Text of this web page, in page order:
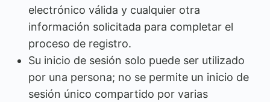
electrónico válida y cualquier otra
información solicitada para completar el
proceso de registro.
Su inicio de sesión solo puede ser utilizado
por una persona; no se permite un inicio de
sesión único compartido por varias